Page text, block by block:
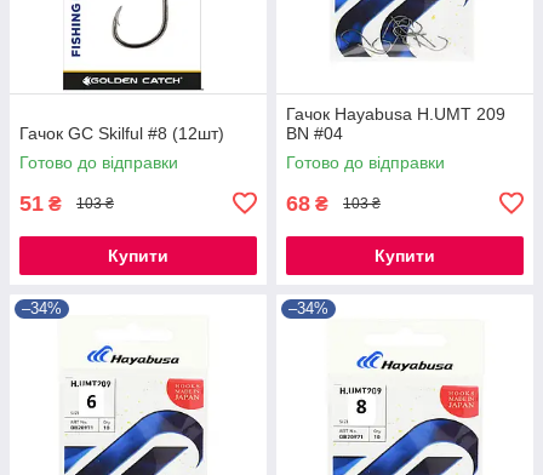
Гачок GC Skilful #8 (12шт)
Готово до відправки
51 ₴ 103 ₴
Купити
Гачок Hayabusa H.UMT 209
BN #04
Готово до відправки
68 ₴ 103 ₴
Купити
–34% –34%